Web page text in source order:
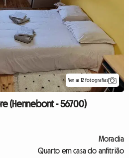
Ver as 12 fotografias
(Hennebont - 56700)
Moradia
Quarto em casa do anfitrião